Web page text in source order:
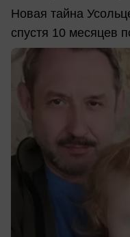
Новая тайна
спустя 10 месяцев